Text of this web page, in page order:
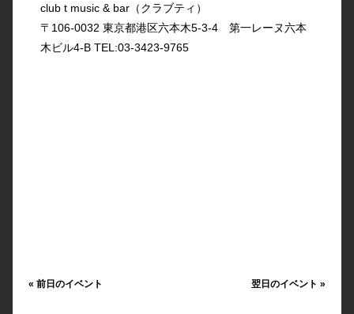
club t music & bar（クラブティ）
〒106-0032 東京都港区六本木5-3-4 第一レーヌ六本
木ビル4-B TEL:03-3423-9765
« 前日のイベント 翌日のイベント»